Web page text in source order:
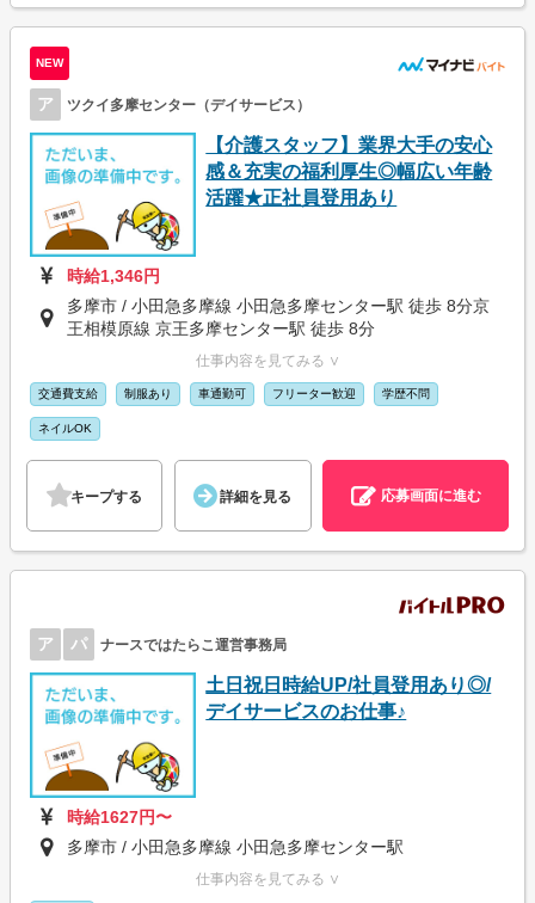
NEW
ア ツクイ多摩センター（デイサービス）
【介護スタッフ】業界大手の安心
感＆充実の福利厚生◎幅広い年齢
活躍★正社員登用あり
時給1,346円
多摩市 / 小田急多摩線 小田急多摩センター駅 徒歩 8分京
王相模原線 京王多摩センター駅 徒歩 8分
仕事内容を見てみる ∨
交通費支給 制服あり 車通勤可 フリーター歓迎 学歴不問
ネイルOK
キープする 詳細を見る 応募画面に進む
ア パ ナースではたらこ運営事務局
土日祝日時給UP/社員登用あり◎/
デイサービスのお仕事♪
時給1627円〜
多摩市 / 小田急多摩線 小田急多摩センター駅
仕事内容を見てみる ∨